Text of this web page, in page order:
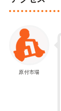
原付市場